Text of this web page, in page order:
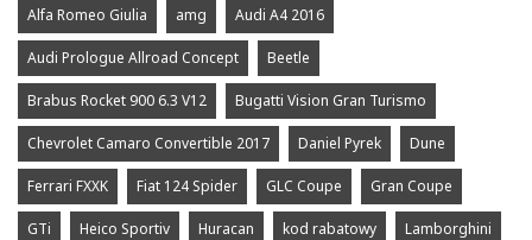
Alfa Romeo Giulia amg Audi A4 2016
Audi Prologue Allroad Concept Beetle
Brabus Rocket 900 6.3 V12 Bugatti Vision Gran Turismo
Chevrolet Camaro Convertible 2017 Daniel Pyrek Dune
Ferrari FXXK Fiat 124 Spider GLC Coupe Gran Coupe
GTi Heico Sportiv Huracan kod rabatowy Lamborghini